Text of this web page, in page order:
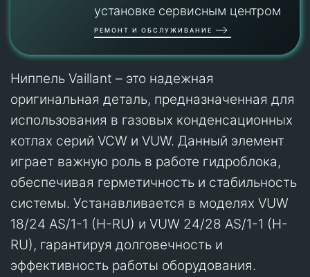
установке сервисным центром
РЕМОНТ И ОБСЛУЖИВАНИЕ
Ниппель Vaillant – это надежная
оригинальная деталь, предназначенная для
использования в газовых конденсационных
котлах серий VCW и VUW. Данный элемент
играет важную роль в работе гидроблока,
обеспечивая герметичность и стабильность
системы. Устанавливается в моделях VUW
18/24 AS/1-1 (H-RU) и VUW 24/28 AS/1-1 (H-
RU), гарантируя долговечность и
эффективность работы оборудования.